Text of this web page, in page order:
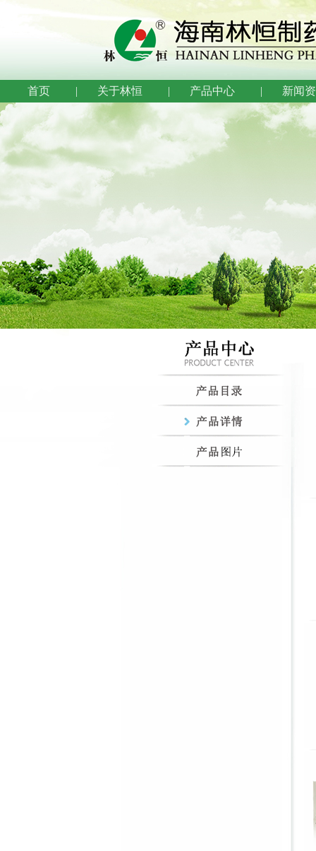
首页 | 关于林恒 | 产品中心 | 新闻资